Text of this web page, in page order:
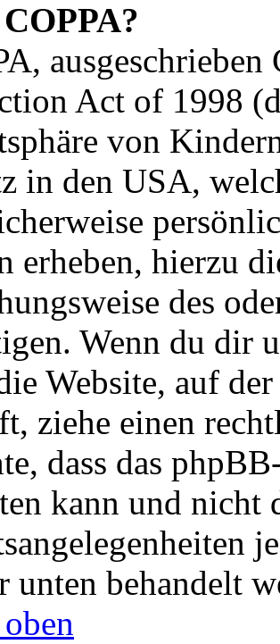
Act of 1998
von
in den USA,
erheben, hierzu
des
Wenn du dir
Website, auf
ziehe einen
dass das
kann und nicht
unten behandelt